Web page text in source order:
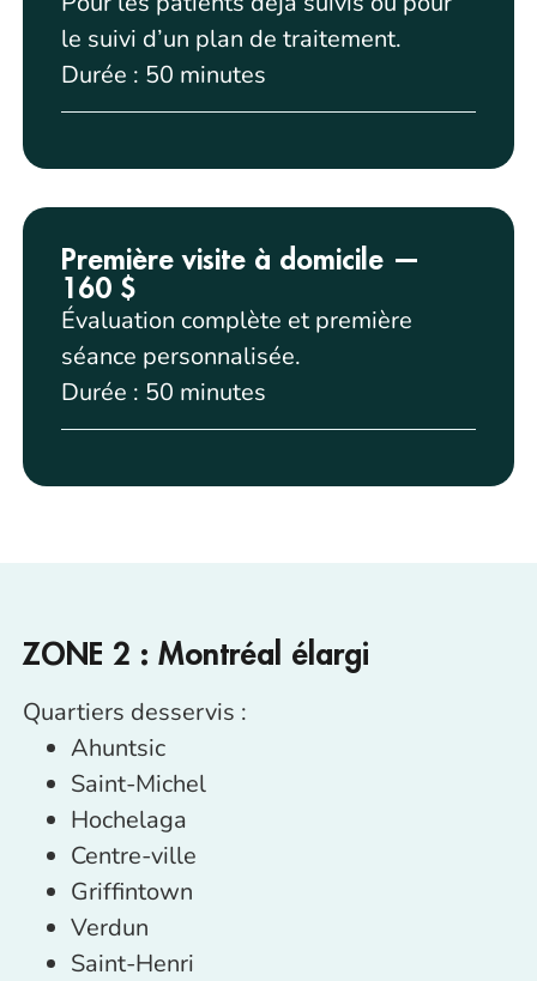
le suivi d’un plan de traitement.
Durée : 50 minutes
Première visite à domicile —
160 $
Évaluation complète et première
séance personnalisée.
Durée : 50 minutes
ZONE 2 : Montréal élargi
Quartiers desservis :
Ahuntsic
Saint-Michel
Hochelaga
Centre-ville
Griffintown
Verdun
Saint-Henri